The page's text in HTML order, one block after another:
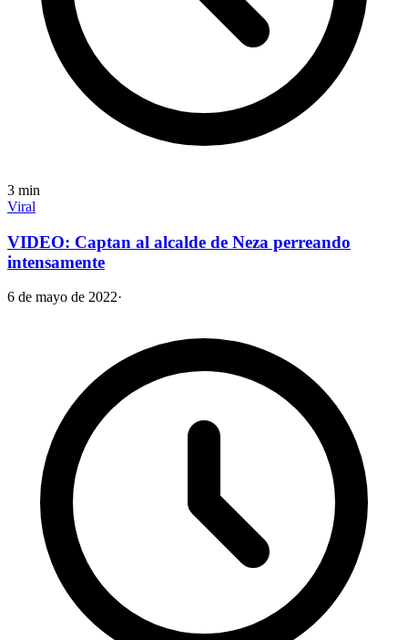
3 min
Viral
VIDEO: Captan al alcalde de Neza perreando
intensamente
6 de mayo de 2022·